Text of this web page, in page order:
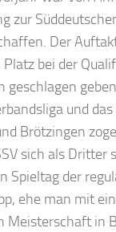
zur
Der
bei der
geschlagen
und
Brötzingen
sich als Dritter
Spieltag der
ehe man mit
Meisterschaft in